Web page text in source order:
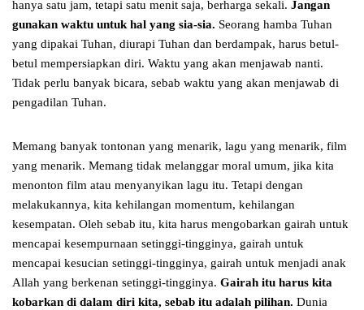
hanya satu jam, tetapi satu menit saja, berharga sekali. Jangan
gunakan waktu untuk hal yang sia-sia. Seorang hamba Tuhan
yang dipakai Tuhan, diurapi Tuhan dan berdampak, harus betul-
betul mempersiapkan diri. Waktu yang akan menjawab nanti.
Tidak perlu banyak bicara, sebab waktu yang akan menjawab di
pengadilan Tuhan.
Memang banyak tontonan yang menarik, lagu yang menarik, film
yang menarik. Memang tidak melanggar moral umum, jika kita
menonton film atau menyanyikan lagu itu. Tetapi dengan
melakukannya, kita kehilangan momentum, kehilangan
kesempatan. Oleh sebab itu, kita harus mengobarkan gairah untuk
mencapai kesempurnaan setinggi-tingginya, gairah untuk
mencapai kesucian setinggi-tingginya, gairah untuk menjadi anak
Allah yang berkenan setinggi-tingginya. Gairah itu harus kita
kobarkan di dalam diri kita, sebab itu adalah pilihan. Dunia